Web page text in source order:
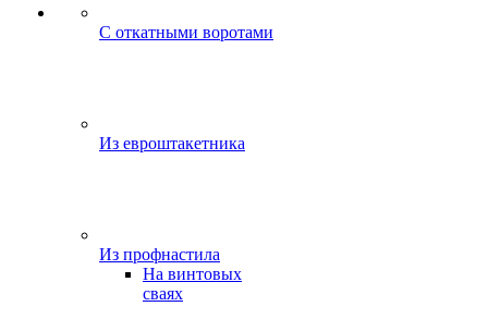
C откатными воротами
Из евроштакетника
Из профнастила
На винтовых
сваях